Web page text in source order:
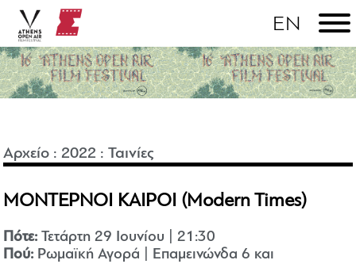
Αρχείο :2022 :Ταινίες
ΜΟΝΤΕΡΝΟΙ ΚΑΙΡΟΙ (Modern Times)
Πότε: Τετάρτη 29 Ιουνίου | 21:30
Πού: Ρωμαϊκή Αγορά | Επαμεινώνδα 6 και